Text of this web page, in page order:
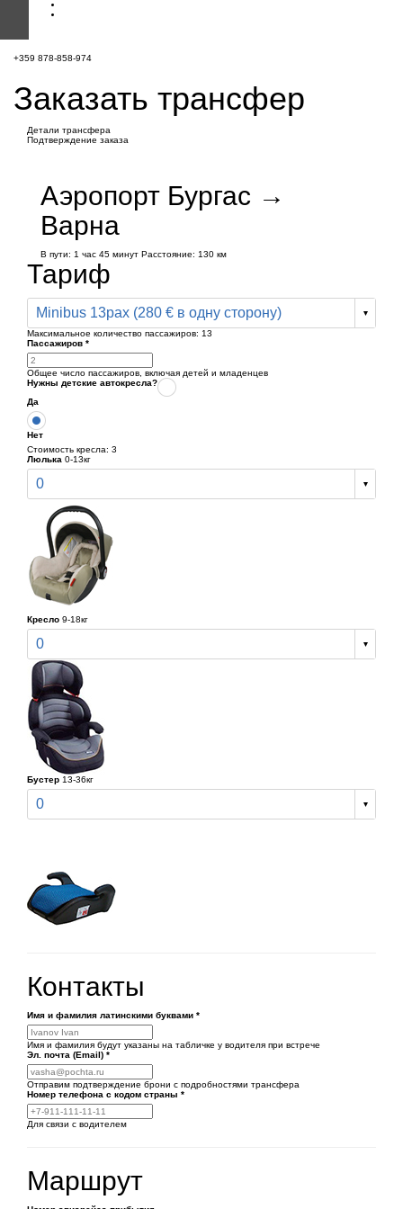
+359 878-858-974
Заказать трансфер
Детали трансфера
Подтверждение заказа
Аэропорт Бургас →
Варна
В пути: 1 час 45 минут Расстояние: 130 км
Тариф
Minibus 13pax (280 € в одну сторону)
Максимальное количество пассажиров: 13
Пассажиров *
Общее число пассажиров, включая детей и младенцев
Нужны детские автокресла?
Да
Нет
Стоимость кресла: 3
Люлька 0-13кг
0
Кресло 9-18кг
0
Бустер 13-36кг
0
Контакты
Имя и фамилия латинскими буквами *
Имя и фамилия будут указаны на табличке у водителя при встрече
Эл. почта (Email) *
Отправим подтверждение брони с подробностями трансфера
Номер телефона с кодом страны *
Для связи с водителем
Маршрут